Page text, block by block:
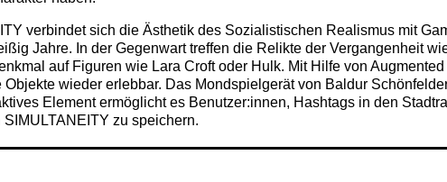
verbindet sich die Ästhetik des Sozialistischen Realismus mit
Jahre. In der Gegenwart treffen die Relikte der Vergangenheit
auf Figuren wie Lara Croft oder Hulk. Mit Hilfe von Augmented
wieder erlebbar. Das Mondspielgerät von Baldur
Element ermöglicht es Benutzer:innen, Hashtags in den
zu speichern.